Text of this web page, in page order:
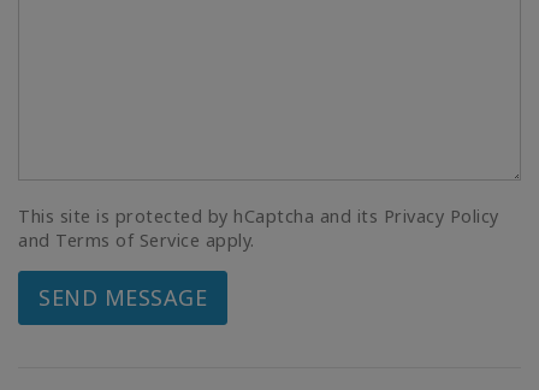
This site is protected by hCaptcha and its Privacy Policy
and Terms of Service apply.
SEND MESSAGE